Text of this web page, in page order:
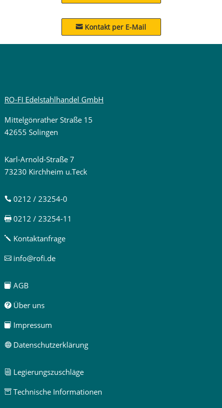
 Kontakt per E-Mail
RO-FI Edelstahlhandel GmbH
Mittelgönrather Straße 15
42655 Solingen
Karl-Arnold-Straße 7
73230 Kirchheim u.Teck
0212 / 23254-0
0212 / 23254-11
j Kontaktanfrage
info@rofi.de
 AGB
Über uns
 Impressum
Datenschutzerklärung
i Legierungszuschläge
Technische Informationen